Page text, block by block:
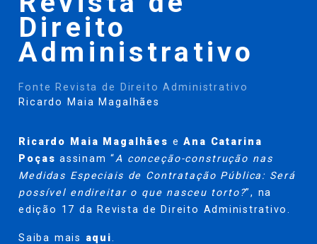
Direito
Administrativo
Fonte Revista de Direito Administrativo
Ricardo Maia Magalhães
Ricardo Maia Magalhães eAna Catarina
Poças assinam “A conceção-construção nas
Medidas Especiais de Contratação Pública: Será
possível endireitar o que nasceu torto?”, na
edição 17 da Revista de Direito Administrativo.
Saiba mais aqui